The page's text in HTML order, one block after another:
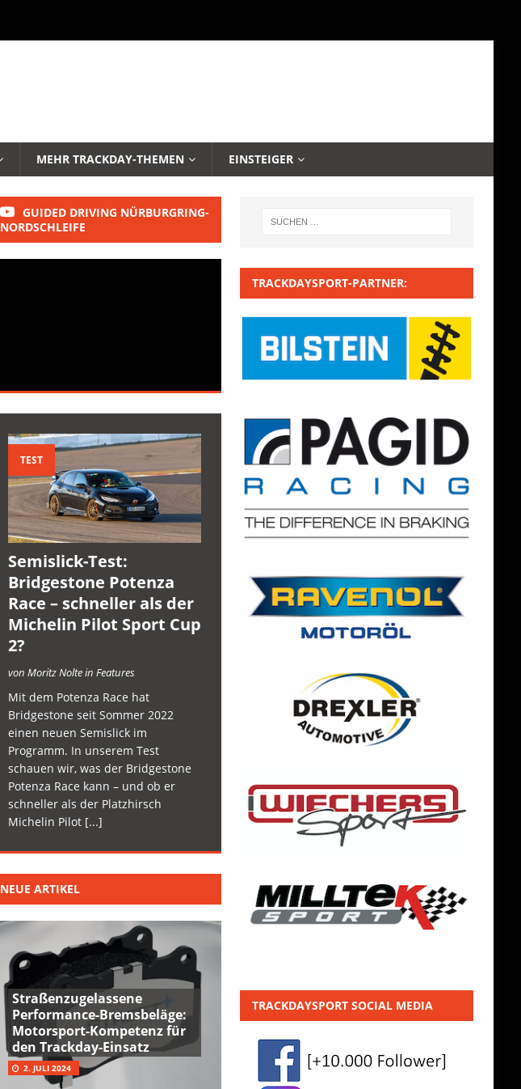
MEHR TRACKDAY-THEMEN EINSTEIGER
GUIDED DRIVING NÜRBURGRING-
NORDSCHLEIFE
TEST
Semislick-Test:
Bridgestone Potenza
Race – schneller als der
Michelin Pilot Sport Cup
2?
von Moritz Nolte in Features
Mit dem Potenza Race hat
Bridgestone seit Sommer 2022
einen neuen Semislick im
Programm. In unserem Test
schauen wir, was der Bridgestone
Potenza Race kann – und ob er
schneller als der Platzhirsch
Michelin Pilot [...]
NEUE ARTIKEL
Straßenzugelassene
Performance-Bremsbeläge:
Motorsport-Kompetenz für
den Trackday-Einsatz
2. JULI 2024
TRACKDAYSPORT-PARTNER:
TRACKDAYSPORT SOCIAL MEDIA